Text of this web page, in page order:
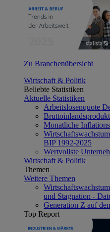
Zu Branchenübersicht
Wirtschaft & Politik
Beliebte Statistiken
Aktuelle Statistiken
Arbeitslosenquote
Monatliche
BIP 1992-2025
Wertvollste
Wirtschaft & Politik
Themen
Weitere Themen
und Stagnation -
Generation Z auf
Top Report